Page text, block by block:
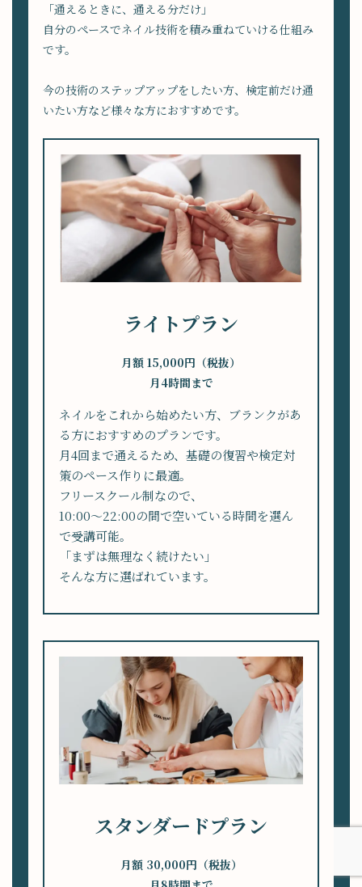
「通えるときに、通える分だけ」
自分のペースでネイル技術を積み重ねていける仕組み
です。
今の技術のステップアップをしたい方、検定前だけ通
いたい方など様々な方におすすめです。
ライトプラン
月額 15,000円（税抜）
月4時間まで
ネイルをこれから始めたい方、ブランクがあ
る方におすすめのプランです。
月4回まで通えるため、基礎の復習や検定対
策のペース作りに最適。
フリースクール制なので、
10:00〜22:00の間で空いている時間を選ん
で受講可能。
「まずは無理なく続けたい」
そんな方に選ばれています。
スタンダードプラン
月額 30,000円（税抜）